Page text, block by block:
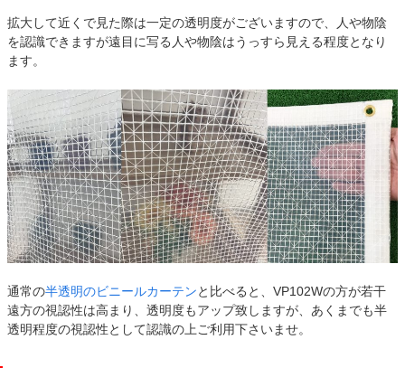
拡大して近くで見た際は一定の透明度がございますので、人や物陰
を認識できますが遠目に写る人や物陰はうっすら見える程度となり
ます。
通常の半透明のビニールカーテンと比べると、VP102Wの方が若干
遠方の視認性は高まり、透明度もアップ致しますが、あくまでも半
透明程度の視認性として認識の上ご利用下さいませ。